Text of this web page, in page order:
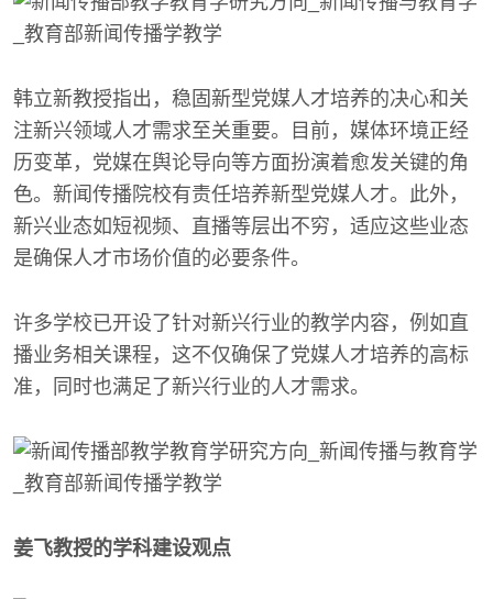
韩立新教授指出，稳固新型党媒人才培养的决心和关
注新兴领域人才需求至关重要。目前，媒体环境正经
历变革，党媒在舆论导向等方面扮演着愈发关键的角
色。新闻传播院校有责任培养新型党媒人才。此外，
新兴业态如短视频、直播等层出不穷，适应这些业态
是确保人才市场价值的必要条件。
许多学校已开设了针对新兴行业的教学内容，例如直
播业务相关课程，这不仅确保了党媒人才培养的高标
准，同时也满足了新兴行业的人才需求。
姜飞教授的学科建设观点